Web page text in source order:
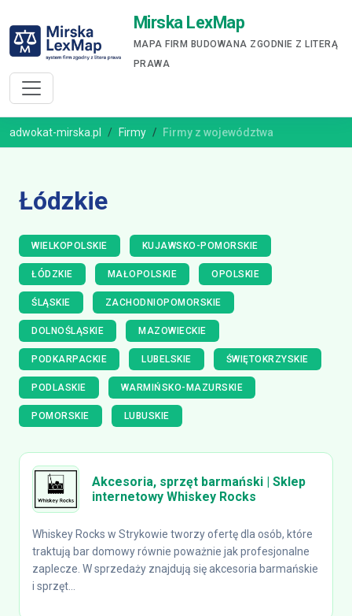
Mirska LexMap
MAPA FIRM BUDOWANA ZGODNIE Z LITERĄ
PRAWA
adwokat-mirska.pl Firmy Firmy z województwa
Łódzkie
WIELKOPOLSKIE KUJAWSKO-POMORSKIE
ŁÓDZKIE MAŁOPOLSKIE OPOLSKIE
ŚLĄSKIE ZACHODNIOPOMORSKIE
DOLNOŚLĄSKIE MAZOWIECKIE
PODKARPACKIE LUBELSKIE ŚWIĘTOKRZYSKIE
PODLASKIE WARMIŃSKO-MAZURSKIE
POMORSKIE LUBUSKIE
Akcesoria, sprzęt barmański | Sklep
internetowy Whiskey Rocks
Whiskey Rocks w Strykowie tworzy ofertę dla osób, które
traktują bar domowy równie poważnie jak profesjonalne
zaplecze. W sprzedaży znajdują się akcesoria barmańskie
i sprzęt...